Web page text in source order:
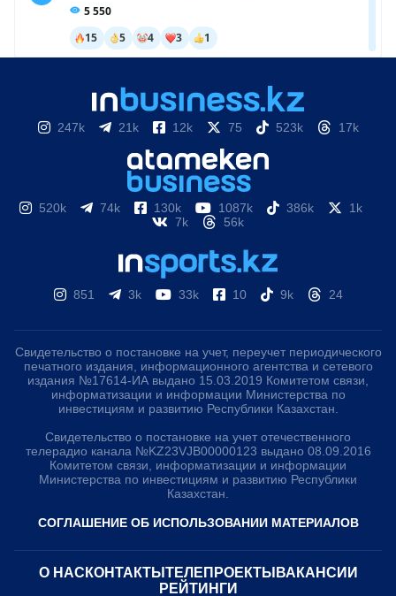
247k 21k 12k 75 523k 17k
520k 74k 130k 1087k 386k
1k
7k
56k
851 3k 33k 10 9k 24
Свидетельство о постановке на учет, переучет периодического
печатного издания, информационного агентства и сетевого
издания №17614-ИА выдано 15.03.2019 Комитетом связи,
информатизации и информации Министерства по
инвестициям и развитию Республики Казахстан.
Свидетельство о постановке на учет отечественного
телерадио канала №KZ23VJB00000123 выдано 08.09.2016
Комитетом связи, информатизации и информации
Министерства по инвестициям и развитию Республики
Казахстан.
СОГЛАШЕНИЕ ОБ ИСПОЛЬЗОВАНИИ МАТЕРИАЛОВ
О НАС КОНТАКТЫ ТЕЛЕПРОЕКТЫ ВАКАНСИИ
РЕЙТИНГИ